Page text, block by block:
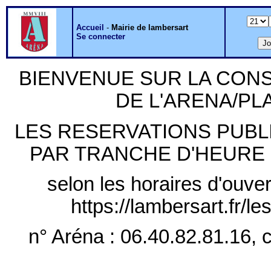
Accueil - Mairie de lambersart
Se connecter
BIENVENUE SUR LA
DE L'ARENA/
LES RESERVATIONS
PAR TRANCHE
selon les horaires
https://lambersart.fr/
n° Aréna : 06.40.82.81.16,